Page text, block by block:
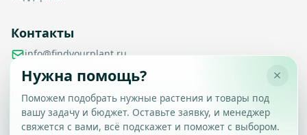
Контакты
info@findyourplant.ru
support@findyourplant.ru
findyourplantofficial@gmail.com
+7 929 115-17-50
Санкт-Петербург, Гражданский проспект, д. 104, корп. 1,
литера А, офис 430
Настройка конфиденциальности
Нужна помощь?
Поможем подобрать нужные растения и товары под
вашу задачу и бюджет. Оставьте заявку, и менеджер
свяжется с вами, всё подскажет и поможет с выбором.